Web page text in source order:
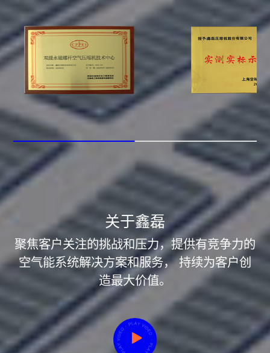
关于鑫磊
聚焦客户关注的挑战和压力，提供有竞争力的
空气能系统解决方案和服务， 持续为客户创
造最大价值。
社会责任
鑫磊压缩机注重人文关怀及员工权益保障，同时倡
导清洁生产、安全生产，积极推进节能减排，热衷
社区公益及努力回馈社会。 将人文、环保、公益融
入企业成长基因，确保企业与人文及环境的亲和关
系以促进企业持续发展。